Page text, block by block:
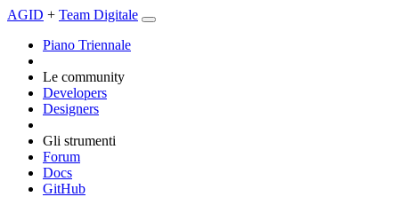
AGID + Team Digitale
Piano Triennale
Le community
Developers
Designers
Gli strumenti
Forum
Docs
GitHub